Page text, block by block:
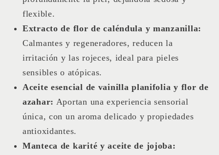
flexible.
Extracto de flor de caléndula y manzanilla:
Calmantes y regeneradores, reducen la
irritación y las rojeces, ideal para pieles
sensibles o atópicas.
Aceite esencial de vainilla planifolia y flor de
azahar: Aportan una experiencia sensorial
única, con un aroma delicado y propiedades
antioxidantes.
Manteca de karité y aceite de jojoba: